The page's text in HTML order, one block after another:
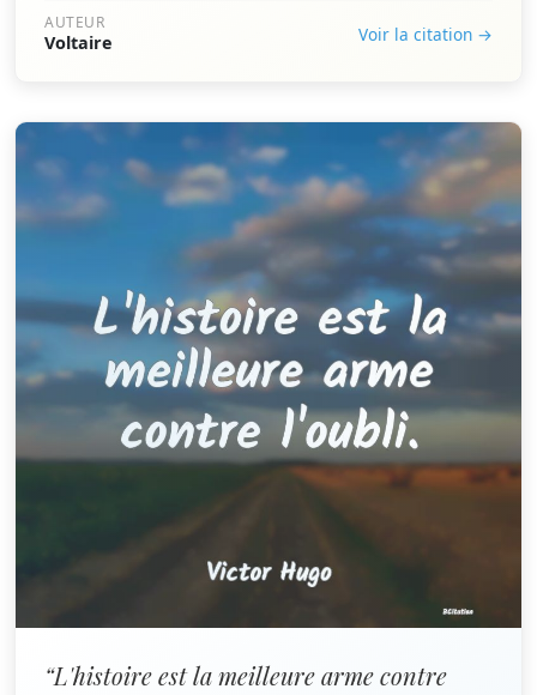
AUTEUR
Voltaire Voir la citation →
“L'histoire est la meilleure arme contre